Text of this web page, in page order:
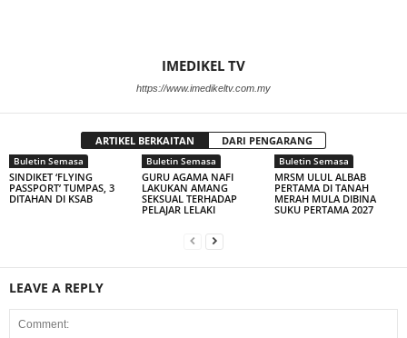
IMEDIKEL TV
https://www.imedikeltv.com.my
ARTIKEL BERKAITAN DARI PENGARANG
Buletin Semasa
SINDIKET ‘FLYING
PASSPORT’ TUMPAS, 3
DITAHAN DI KSAB
Buletin Semasa
GURU AGAMA NAFI
LAKUKAN AMANG
SEKSUAL TERHADAP
PELAJAR LELAKI
Buletin Semasa
MRSM ULUL ALBAB
PERTAMA DI TANAH
MERAH MULA DIBINA
SUKU PERTAMA 2027
LEAVE A REPLY